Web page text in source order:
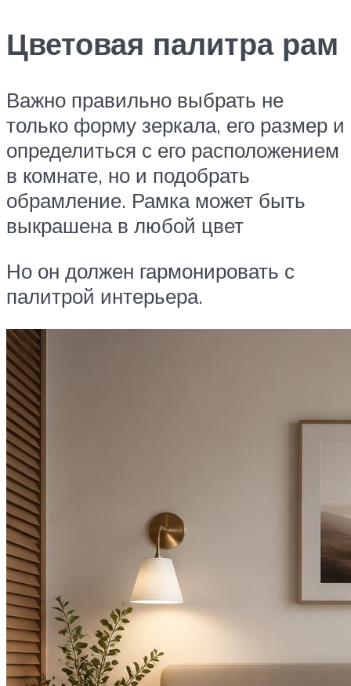
Цветовая палитра рам
Важно правильно выбрать не
только форму зеркала, его размер и
определиться с его расположением
в комнате, но и подобрать
обрамление. Рамка может быть
выкрашена в любой цвет
Но он должен гармонировать с
палитрой интерьера.